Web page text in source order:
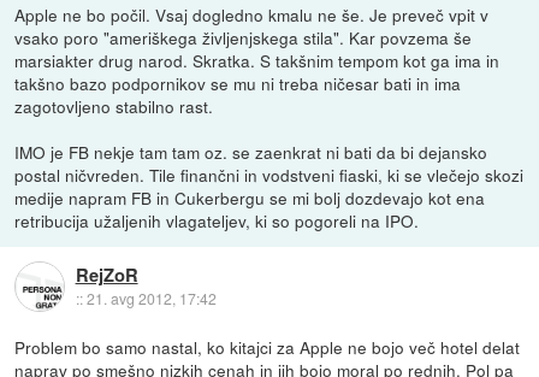
Apple ne bo počil. Vsaj dogledno kmalu ne še. Je preveč vpit v
vsako poro "ameriškega življenjskega stila". Kar povzema še
marsiakter drug narod. Skratka. S takšnim tempom kot ga ima in
takšno bazo podpornikov se mu ni treba ničesar bati in ima
zagotovljeno stabilno rast.
IMO je FB nekje tam tam oz. se zaenkrat ni bati da bi dejansko
postal ničvreden. Tile finančni in vodstveni fiaski, ki se vlečejo skozi
medije napram FB in Cukerbergu se mi bolj dozdevajo kot ena
retribucija užaljenih vlagateljev, ki so pogoreli na IPO.
RejZoR
::21. avg 2012, 17:42
Problem bo samo nastal, ko kitajci za Apple ne bojo več hotel delat
naprav po smešno nizkih cenah in jih bojo moral po rednih. Pol pa